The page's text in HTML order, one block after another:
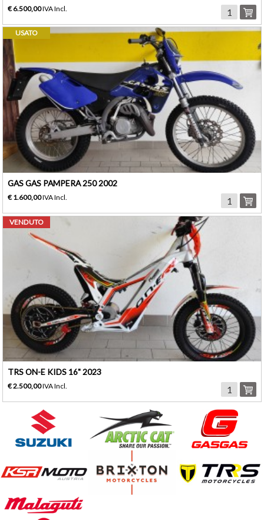
€ 6.500,00IVA Incl.
GAS GAS PAMPERA 250 2002
€ 1.600,00IVA Incl.
USATO
TRS ON-E KIDS 16" 2023
€ 2.500,00IVA Incl.
VENDUTO